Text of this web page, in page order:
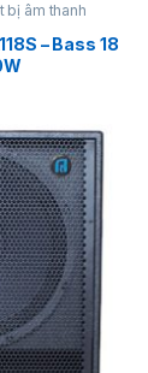
bị âm thanh
– Bass 18